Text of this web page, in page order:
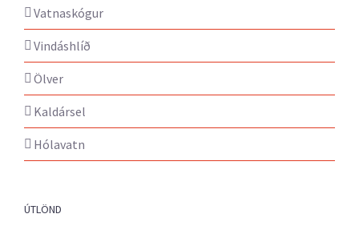
Vatnaskógur
Vindáshlíð
Ölver
Kaldársel
Hólavatn
ÚTLÖND